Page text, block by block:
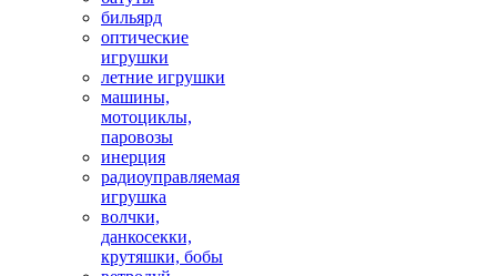
бильярд
оптические
игрушки
летние игрушки
машины,
мотоциклы,
паровозы
инерция
радиоуправляемая
игрушка
волчки,
данкосекки,
крутяшки, бобы